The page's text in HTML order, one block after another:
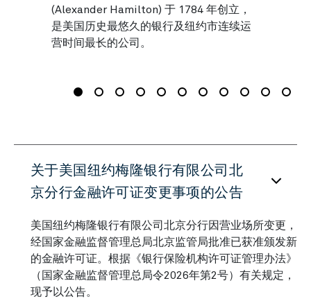
(Alexander Hamilton) 于 1784 年创立，
是美国历史最悠久的银行及纽约市连续运
营时间最长的公司。
关于美国纽约梅隆银行有限公司北
京分行金融许可证变更事项的公告
美国纽约梅隆银行有限公司北京分行因营业场所变更，
经国家金融监督管理总局北京监管局批准已获准颁发新
的金融许可证。根据《银行保险机构许可证管理办法》
（国家金融监督管理总局令2026年第2号）有关规定，
现予以公告。